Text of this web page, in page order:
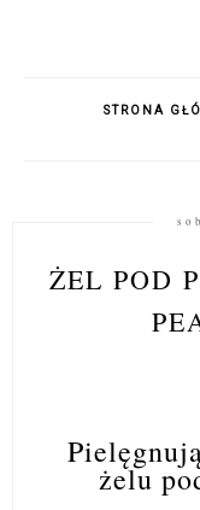
STRONA
ŻEL POD
żelu